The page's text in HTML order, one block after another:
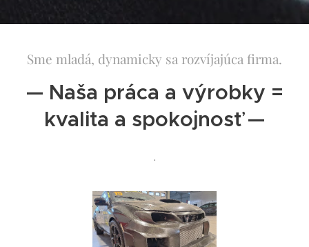
Sme mladá, dynamicky sa rozvíjajúca firma.
— Naša práca a výrobky =
kvalita a spokojnosť —
.